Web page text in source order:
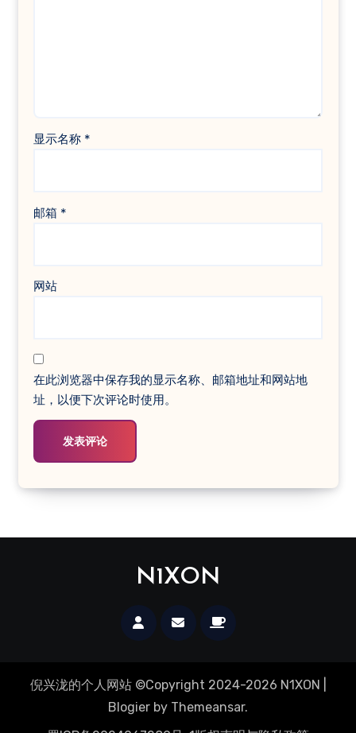
显示名称 *
邮箱 *
网站
在此浏览器中保存我的显示名称、邮箱地址和网站地
址，以便下次评论时使用。
N1XON
倪兴泷的个人网站 ©Copyright 2024-2026 N1XON
Blogier by Themeansar.